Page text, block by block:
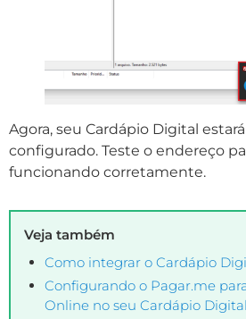
Agora, seu Cardápio Digital
configurado. Teste o endereço
funcionando corretamente.
Veja também
Como integrar o Cardápio
Configurando o Pagar.me
Online no seu Cardápio Digital